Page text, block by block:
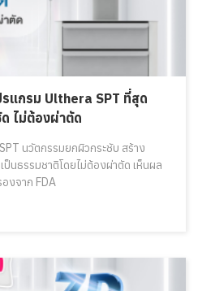
แกรม Ulthera SPT ที่สุด
ไม่ต้องผ่าตัด
นวัตกรรมยกผิวกระชับ สร้าง
นธรรมชาติโดยไม่ต้องผ่าตัด เห็นผล
งจาก FDA